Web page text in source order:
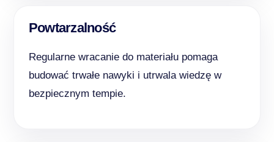
Powtarzalność
Regularne wracanie do materiału pomaga
budować trwałe nawyki i utrwala wiedzę w
bezpiecznym tempie.